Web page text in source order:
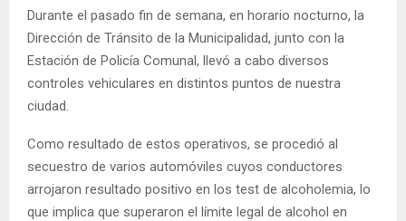
Durante el pasado fin de semana, en horario nocturno, la
Dirección de Tránsito de la Municipalidad, junto con la
Estación de Policía Comunal, llevó a cabo diversos
controles vehiculares en distintos puntos de nuestra
ciudad.
Como resultado de estos operativos, se procedió al
secuestro de varios automóviles cuyos conductores
arrojaron resultado positivo en los test de alcoholemia, lo
que implica que superaron el límite legal de alcohol en